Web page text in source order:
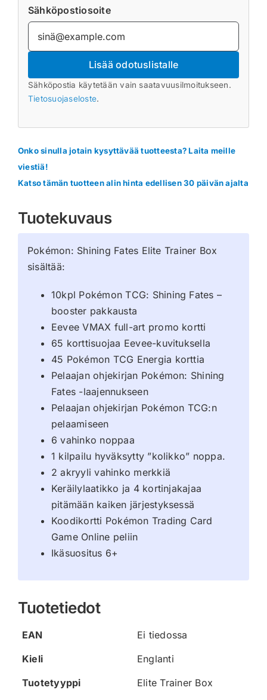
Sähköpostiosoite
Lisää odotuslistalle
Sähköpostia käytetään vain saatavuusilmoitukseen.
Tietosuojaseloste.
Onko sinulla jotain kysyttävää tuotteesta? Laita meille
viestiä!
Katso tämän tuotteen alin hinta edellisen 30 päivän ajalta
Tuotekuvaus
Pokémon: Shining Fates Elite Trainer Box
sisältää:
10kpl Pokémon TCG: Shining Fates –
booster pakkausta
Eevee VMAX full-art promo kortti
65 korttisuojaa Eevee-kuvituksella
45 Pokémon TCG Energia korttia
Pelaajan ohjekirjan Pokémon: Shining
Fates -laajennukseen
Pelaajan ohjekirjan Pokémon TCG:n
pelaamiseen
6 vahinko noppaa
1 kilpailu hyväksytty ”kolikko” noppa.
2 akryyli vahinko merkkiä
Keräilylaatikko ja 4 kortinjakajaa
pitämään kaiken järjestyksessä
Koodikortti Pokémon Trading Card
Game Online peliin
Ikäsuositus 6+
Tuotetiedot
EAN
Ei tiedossa
Kieli
Englanti
Tuotetyyppi
Elite Trainer Box